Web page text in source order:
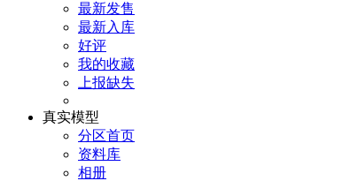
最新发售
最新入库
好评
我的收藏
上报缺失
真实模型
分区首页
资料库
相册